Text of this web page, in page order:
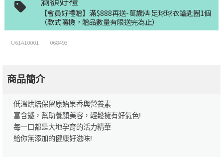
【會員好禮贈】滿$888再送-萬歲牌 足球球衣鑰匙圈1個
（款式隨機，贈品數量有限送完為止）
U61410001 068493
商品簡介
低溫烘焙保留原始果香與營養素
富含鐵，幫助養顏美容，輕鬆擁有好氣色!
每一口都是大地孕育的活力精華
給你無添加的健康好滋味!